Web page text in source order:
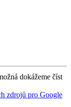
dokážeme číst
zdrojů pro Google